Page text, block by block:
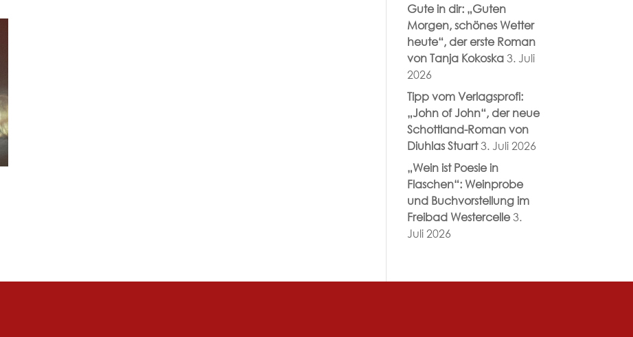
Gute in dir: „Guten
Morgen, schönes Wetter
heute“, der erste Roman
von Tanja Kokoska3. Juli
2026
Tipp vom Verlagsprofi:
„John of John“, der neue
Schottland-Roman von
Diuhlas Stuart3. Juli 2026
„Wein ist Poesie in
Flaschen“: Weinprobe
und Buchvorstellung im
Freibad Westercelle3.
Juli 2026